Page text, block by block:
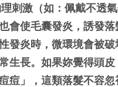
刺激（如：佩戴不透
會使毛囊發炎，誘發
發炎時，微環境會被破
生長。如果妳覺得頭皮
痘」，這類落髮不容忽